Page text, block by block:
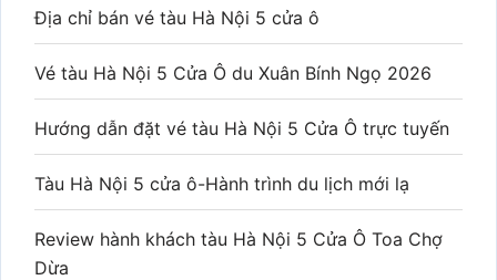
Địa chỉ bán vé tàu Hà Nội 5 cửa ô
Vé tàu Hà Nội 5 Cửa Ô du Xuân Bính Ngọ 2026
Hướng dẫn đặt vé tàu Hà Nội 5 Cửa Ô trực tuyến
Tàu Hà Nội 5 cửa ô-Hành trình du lịch mới lạ
Review hành khách tàu Hà Nội 5 Cửa Ô Toa Chợ
Dừa